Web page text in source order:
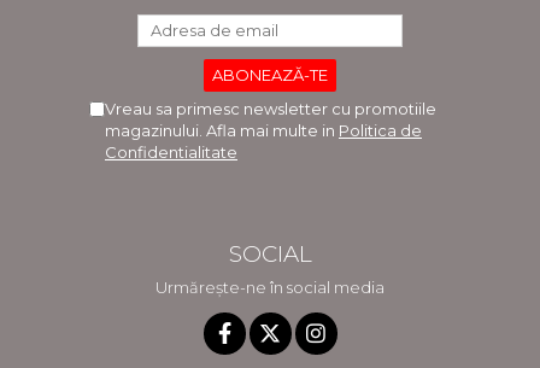
Vreau sa primesc newsletter cu promotiile
magazinului. Afla mai multe in Politica de
Confidentialitate
SOCIAL
Urmărește-ne în social media